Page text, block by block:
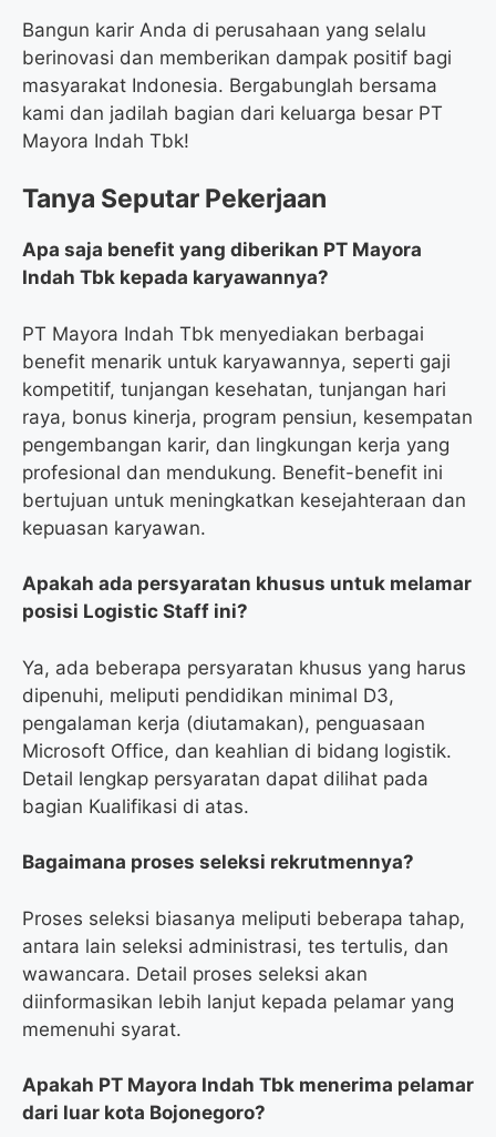
Bangun karir Anda di perusahaan yang selalu
berinovasi dan memberikan dampak positif bagi
masyarakat Indonesia. Bergabunglah bersama
kami dan jadilah bagian dari keluarga besar PT
Mayora Indah Tbk!
Tanya Seputar Pekerjaan
Apa saja benefit yang diberikan PT Mayora
Indah Tbk kepada karyawannya?
PT Mayora Indah Tbk menyediakan berbagai
benefit menarik untuk karyawannya, seperti gaji
kompetitif, tunjangan kesehatan, tunjangan hari
raya, bonus kinerja, program pensiun, kesempatan
pengembangan karir, dan lingkungan kerja yang
profesional dan mendukung. Benefit-benefit ini
bertujuan untuk meningkatkan kesejahteraan dan
kepuasan karyawan.
Apakah ada persyaratan khusus untuk melamar
posisi Logistic Staff ini?
Ya, ada beberapa persyaratan khusus yang harus
dipenuhi, meliputi pendidikan minimal D3,
pengalaman kerja (diutamakan), penguasaan
Microsoft Office, dan keahlian di bidang logistik.
Detail lengkap persyaratan dapat dilihat pada
bagian Kualifikasi di atas.
Bagaimana proses seleksi rekrutmennya?
Proses seleksi biasanya meliputi beberapa tahap,
antara lain seleksi administrasi, tes tertulis, dan
wawancara. Detail proses seleksi akan
diinformasikan lebih lanjut kepada pelamar yang
memenuhi syarat.
Apakah PT Mayora Indah Tbk menerima pelamar
dari luar kota Bojonegoro?